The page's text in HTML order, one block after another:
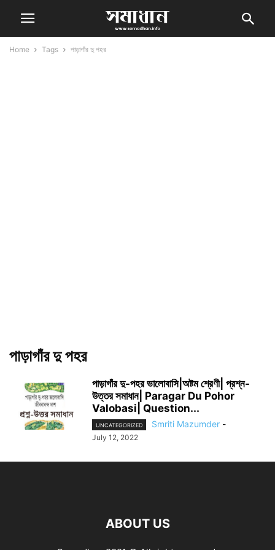
Home Tags পাড়াগাঁর দু পহর
পাড়াগাঁর দু পহর
পাড়াগাঁর দু-পহর ভালোবাসি|অষ্টম শ্রেণী| প্রশ্ন-
উত্তর সমাধান| Paragar Du Pohor
Valobasi| Question...
UNCATEGORIZED Smriti Mazumder -
July 12, 2022
ABOUT US